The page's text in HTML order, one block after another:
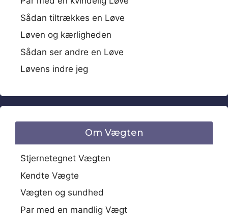
Sådan tiltrækkes en Løve
Løven og kærligheden
Sådan ser andre en Løve
Løvens indre jeg
Om Vægten
Stjernetegnet Vægten
Kendte Vægte
Vægten og sundhed
Par med en mandlig Vægt